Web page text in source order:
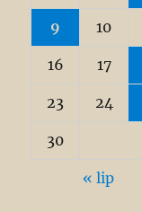
9 10
16 17
23 24
30
« lip